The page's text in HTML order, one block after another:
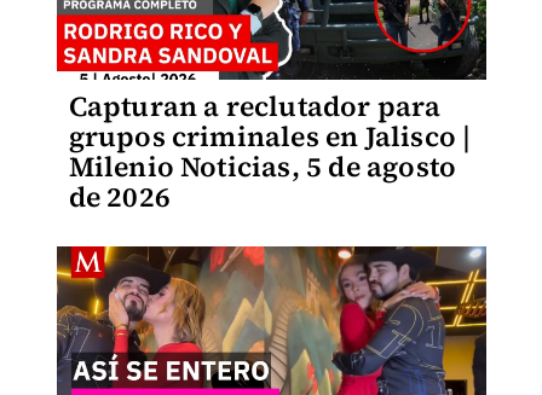
Capturan a reclutador para
grupos criminales en Jalisco |
Milenio Noticias, 5 de agosto
de 2026